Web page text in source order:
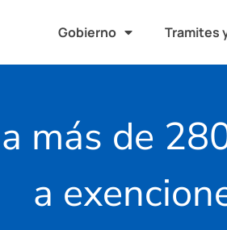
Gobierno Tramites
más de
a